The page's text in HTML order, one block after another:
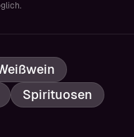
Spirituosen